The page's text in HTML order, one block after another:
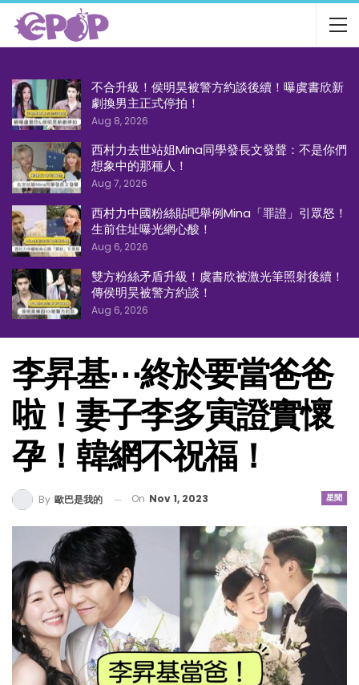
不合升級！侯明昊被警方約談後續！曝虞書欣新
劇換男主正式停拍！
Aug 8, 2026
西村力去世站姐Mina同學發長文發聲：不是你們
想象中的那種人！
Aug 7, 2026
西村力中國粉絲貼吧舉例Mina「罪證」引眾怒！
生前住址曝光網心酸！
Aug 6, 2026
雙方粉絲矛盾升級！虞書欣被激光筆照射後續！
傳侯明昊被警方約談！
Aug 6, 2026
李昇基⋯終於要當爸爸
啦！妻子李多寅證實懷
孕！韓網不祝福！
星聞
By 歐巴是我的 On Nov 1, 2023